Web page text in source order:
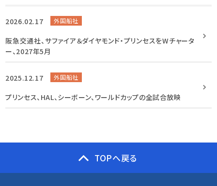
2026.02.17 外国船社
阪急交通社、サファイア＆ダイヤモンド・プリンセスをWチャータ
ー、2027年5月
2025.12.17 外国船社
プリンセス、HAL、シーボーン、ワールドカップの全試合放映
TOPへ戻る